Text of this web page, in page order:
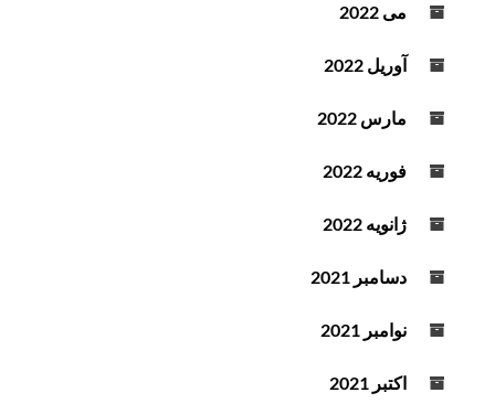
می 2022
آوریل 2022
مارس 2022
فوریه 2022
ژانویه 2022
دسامبر 2021
نوامبر 2021
اکتبر 2021